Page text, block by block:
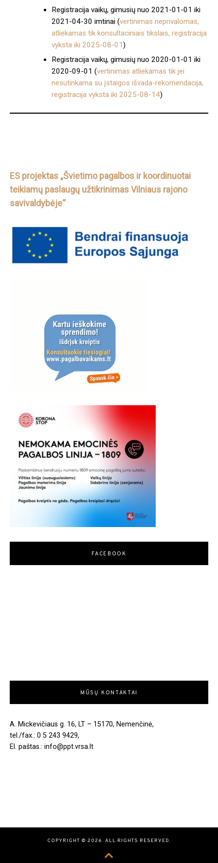
Registracija vaikų, gimusių nuo 2021-01-01 iki
2021-04-30 imtinai (vertinimas neprivalomas,
atliekamas tik konsultaciniais tikslais, registracija
vyksta iki 2025-08-01)
Registracija vaikų, gimusių nuo 2020-01-01 iki
2020-09-01 (vertinimas atliekamas tik jei
nesutinkama su įstaigos išvada-rekomendacija,
registracija vyksta iki 2025-08-14)
ES projektas „Švietimo pagalbos ir koordinuotai
teikiamų paslaugų užtikrinimas Vilniaus rajono
savivaldybėje“
FACEBOOK
MŪSŲ KONTAKTAI
A. Mickevičiaus g. 16, LT – 15170, Nemenčinė,
tel./fax.: 0 5 243 9429,
El. paštas.: info@ppt.vrsa.lt
COPYRIGHT © 2026. ALL RIGHTS RESERVED.